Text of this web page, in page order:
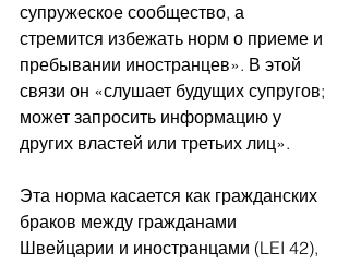
супружеское сообщество, а
стремится избежать норм о приеме и
пребывании иностранцев». В этой
связи он «слушает будущих супругов;
может запросить информацию у
других властей или третьих лиц».
Эта норма касается как гражданских
браков между гражданами
Швейцарии и иностранцами (LEI 42),